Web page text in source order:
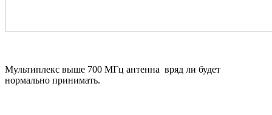
Мультиплекс выше 700 МГц антенна вряд ли будет
нормально принимать.